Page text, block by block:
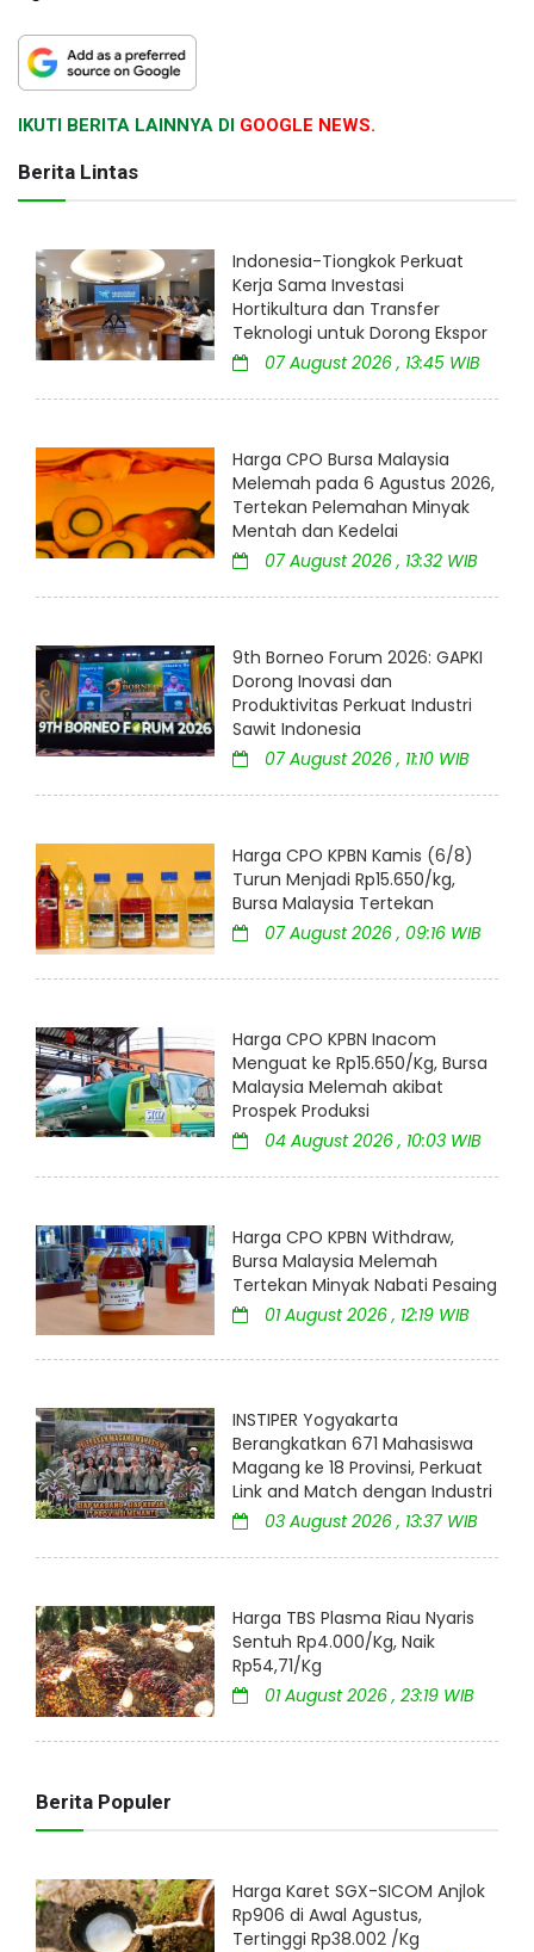
IKUTI BERITA LAINNYA DI GOOGLE NEWS.
Berita Lintas
Indonesia-Tiongkok Perkuat
Kerja Sama Investasi
Hortikultura dan Transfer
Teknologi untuk Dorong Ekspor
07 August 2026 , 13:45 WIB
Harga CPO Bursa Malaysia
Melemah pada 6 Agustus 2026,
Tertekan Pelemahan Minyak
Mentah dan Kedelai
07 August 2026 , 13:32 WIB
9th Borneo Forum 2026: GAPKI
Dorong Inovasi dan
Produktivitas Perkuat Industri
Sawit Indonesia
07 August 2026 , 11:10 WIB
Harga CPO KPBN Kamis (6/8)
Turun Menjadi Rp15.650/kg,
Bursa Malaysia Tertekan
07 August 2026 , 09:16 WIB
Harga CPO KPBN Inacom
Menguat ke Rp15.650/Kg, Bursa
Malaysia Melemah akibat
Prospek Produksi
04 August 2026 , 10:03 WIB
Harga CPO KPBN Withdraw,
Bursa Malaysia Melemah
Tertekan Minyak Nabati Pesaing
01 August 2026 , 12:19 WIB
INSTIPER Yogyakarta
Berangkatkan 671 Mahasiswa
Magang ke 18 Provinsi, Perkuat
Link and Match dengan Industri
03 August 2026 , 13:37 WIB
Harga TBS Plasma Riau Nyaris
Sentuh Rp4.000/Kg, Naik
Rp54,71/Kg
01 August 2026 , 23:19 WIB
Berita Populer
Harga Karet SGX-SICOM Anjlok
Rp906 di Awal Agustus,
Tertinggi Rp38.002 /Kg